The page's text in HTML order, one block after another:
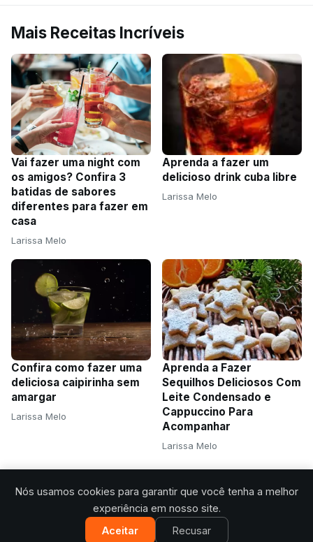
Mais Receitas Incríveis
Vai fazer uma night com
os amigos? Confira 3
batidas de sabores
diferentes para fazer em
casa
Larissa Melo
Aprenda a fazer um
delicioso drink cuba libre
Larissa Melo
Confira como fazer uma
deliciosa caipirinha sem
amargar
Larissa Melo
Aprenda a Fazer
Sequilhos Deliciosos Com
Leite Condensado e
Cappuccino Para
Acompanhar
Larissa Melo
Nós usamos cookies para garantir que você tenha a melhor
experiência em nosso site.
Aceitar
Recusar
© 2026 Receitas com Amor. Todos os direitos reservados.